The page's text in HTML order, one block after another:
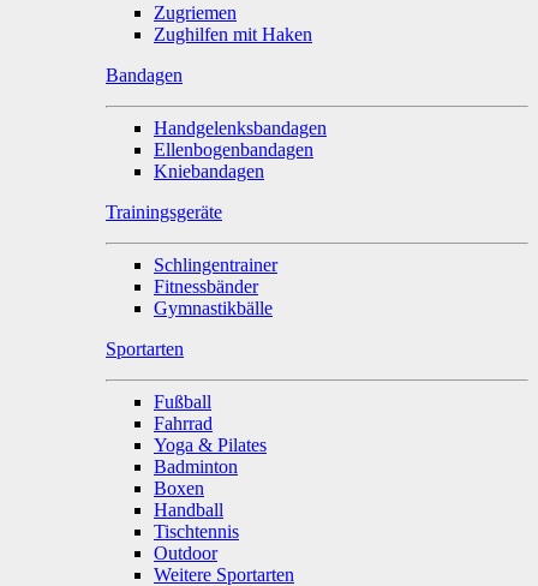
Zugriemen
Zughilfen mit Haken
Bandagen
Handgelenksbandagen
Ellenbogenbandagen
Kniebandagen
Trainingsgeräte
Schlingentrainer
Fitnessbänder
Gymnastikbälle
Sportarten
Fußball
Fahrrad
Yoga & Pilates
Badminton
Boxen
Handball
Tischtennis
Outdoor
Weitere Sportarten